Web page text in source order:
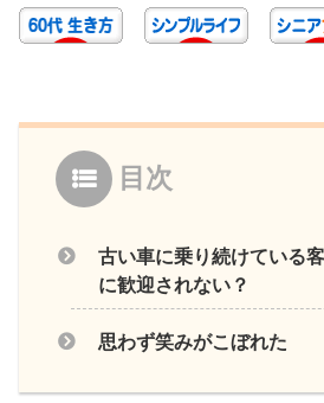
目次
古い車に乗り続けている
に歓迎されない？
思わず笑みがこぼれた